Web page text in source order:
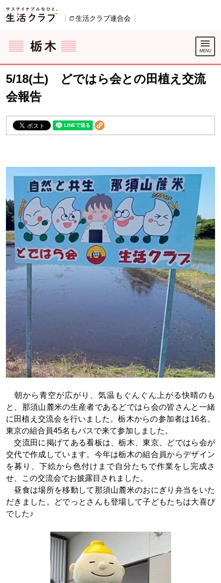
ページの先頭です。
生活クラブ連合会
ここからサイト内共通メニューです。
サイト内共通メニューをスキップする
サイト内共通メニューここまで。
5/18(土) どではら会との田植え交流
会報告
朝から青空が広がり、気温もぐんぐん上がる快晴のも
と、那須山麓米の生産者であるどではら会の皆さんと一緒
に田植え交流会を行いました。栃木からの参加者は16名。
東京の組合員45名もバスで来て参加しました。
交流田に掲げてある看板は、栃木、東京、どではら会が
交代で作成しています。今年は栃木の組合員からデザイン
を募り、下絵から色付けまで自分たちで作業をし完成さ
せ、この交流会でお披露目されました。
昼食は場所を移動して那須山麓米のおにぎり弁当をいた
だきました。どでっとさんも登場して子どもたちは大喜び
でした♪